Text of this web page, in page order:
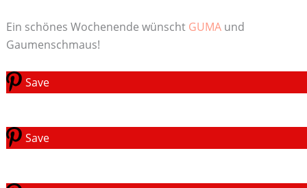
Ein schönes Wochenende wünscht GUMAund
Gaumenschmaus!
Save
Save